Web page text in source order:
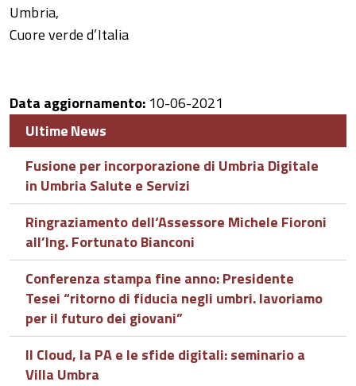
Umbria,
Cuore verde d’Italia
Data aggiornamento: 10-06-2021
Ultime News
Fusione per incorporazione di Umbria Digitale
in Umbria Salute e Servizi
Ringraziamento dell‘Assessore Michele Fioroni
all’Ing. Fortunato Bianconi
Conferenza stampa fine anno: Presidente
Tesei “ritorno di fiducia negli umbri. lavoriamo
per il futuro dei giovani”
Il Cloud, la PA e le sfide digitali: seminario a
Villa Umbra